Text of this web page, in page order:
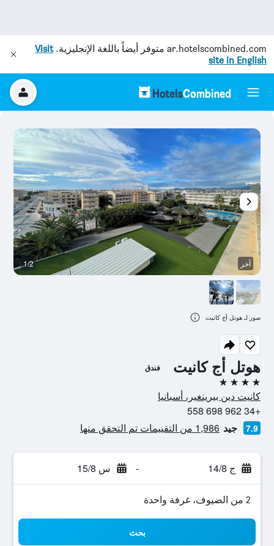
ar.hotelscombined.com متوفر أيضاً باللغة الإنجليزية.Visit
site in English
هوتل أج كانيت فندق
4 نجوم
كانيت دين بيرينغير، أسبانيا
+34 962 698 558
7.9 جيد 1,986 من التقييمات تم التحقق منها
ج 14/8 - س 15/8
2 من الضيوف، غرفة واحدة
بحث
آخر 1/2
صور لـ هوتل أج كانيت